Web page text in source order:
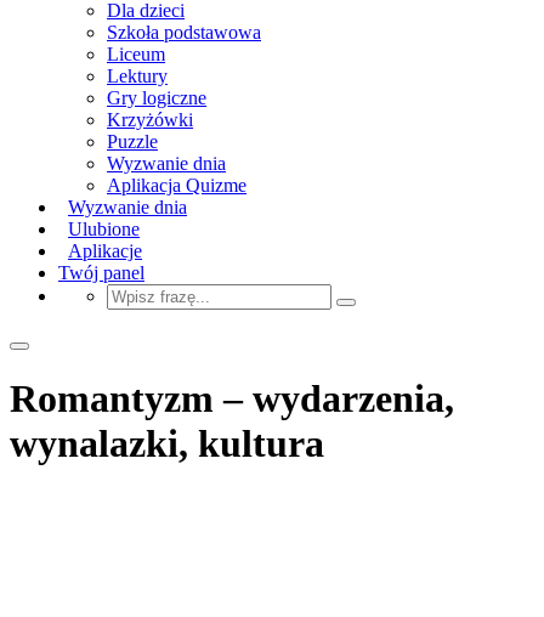
Dla dzieci
Szkoła podstawowa
Liceum
Lektury
Gry logiczne
Krzyżówki
Puzzle
Wyzwanie dnia
Aplikacja Quizme
Wyzwanie dnia
Ulubione
Aplikacje
Twój panel
Romantyzm – wydarzenia,
wynalazki, kultura